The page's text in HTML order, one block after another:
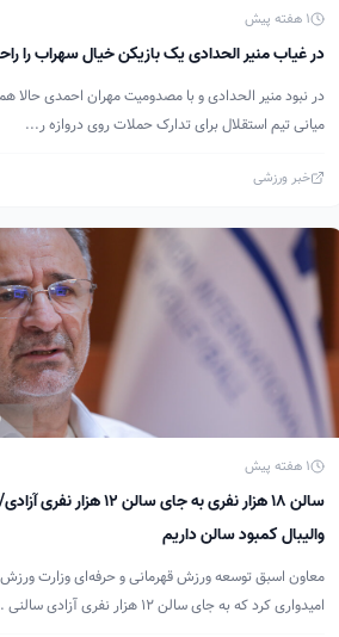
1 هفته پیش
در غیاب منیر الحدادی یک بازیکن خیال سهراب را
در نبود منیر الحدادی و با مصدومیت مهران احمدی حالا
میانی تیم استقلال برای تدارک حملات روی دروازه ر...
خبر ورزشی
1 هفته پیش
سالن ۱۸ هزار نفری به جای سالن
والیبال کمبود سالن داریم
معاون اسبق توسعه ورزش‌ قهرمانی و حرفه‌ای وزارت ورزش و
امیدواری کرد که به جای سالن ۱۲ هزار نفری آزادی سالنی ...